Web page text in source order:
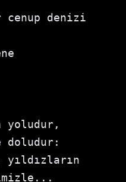
cenup denizi
yoludur,
doludur:
yıldızların